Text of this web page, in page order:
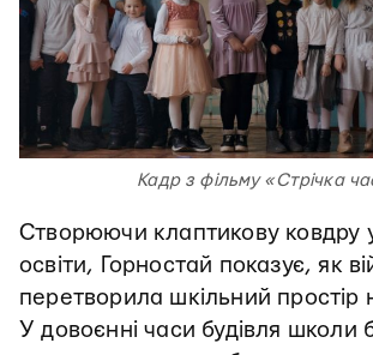
Кадр з фільму «Стрічка
Створюючи клаптикову ковдру
освіти, Горностай показує, як
перетворила шкільний простір
У довоєнні часи будівля школи